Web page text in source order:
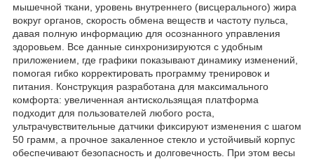
мышечной ткани, уровень внутреннего (висцерального) жира
вокруг органов, скорость обмена веществ и частоту пульса,
давая полную информацию для осознанного управления
здоровьем. Все данные синхронизируются с удобным
приложением, где графики показывают динамику изменений,
помогая гибко корректировать программу тренировок и
питания. Конструкция разработана для максимального
комфорта: увеличенная антискользящая платформа
подходит для пользователей любого роста,
ультрачувствительные датчики фиксируют изменения с шагом
50 грамм, а прочное закаленное стекло и устойчивый корпус
обеспечивают безопасность и долговечность. При этом весы